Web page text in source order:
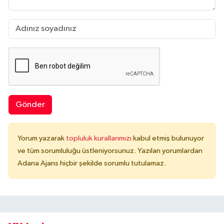
Gönder
Yorum yazarak topluluk kurallarımızı kabul etmiş bulunuyor
ve tüm sorumluluğu üstleniyorsunuz. Yazılan yorumlardan
Adana Ajans hiçbir şekilde sorumlu tutulamaz.